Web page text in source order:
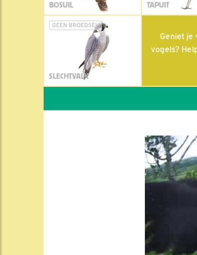
BOSUIL TAPUIT
GEEN BROEDSEL
SLECHTVALK
Geniet je
vogels?